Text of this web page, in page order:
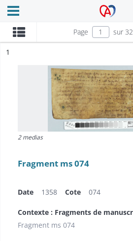
Archives Alsace -
Ouvrir le menu déroulant
Page sur 32
n°
1
2 medias
Fragment ms 074
Date 1358 Cote 074
Contexte : Fragments de
Fragment ms 074